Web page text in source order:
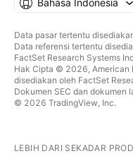
Bahasa Indonesia
Data pasar tertentu
Data referensi tertentu
FactSet Research Systems
Hak Cipta © 2026, American
disediakan oleh FactSet
Dokumen SEC dan dokumen
© 2026 TradingView, Inc.
LEBIH DARI SEKADAR